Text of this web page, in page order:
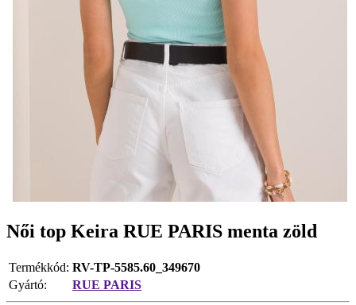
Női top Keira RUE PARIS menta zöld
Termékkód: RV-TP-5585.60_349670
Gyártó:
RUE PARIS